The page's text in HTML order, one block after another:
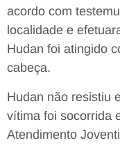
acordo com
localidade e
Hudan foi atingido
cabeça.
Hudan não resistiu
vítima foi socorrida
Atendimento